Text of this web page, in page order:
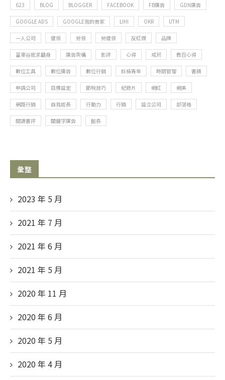
623 BLOG BLOGGER FACEBOOK FB廣告 GDN廣告
GOOGLE ADS GOOGLE我的商家 LIHI OKR UTM
一人公司 健保 勞保 勞健保 反紅媒 品牌
富豪谷底求翻身 廣告架構 影評 心得 戒菸 教召心得
數位工具 數位廣告 數位行銷 斜槓青年 時間管理 書摘
申請公司 目標設定 節稅技巧 紀錄片 網紅 網美
網路行銷 自我成長 行動力 行銷 設立公司 部落格
閱讀書評 關鍵字廣告 館長
彙整
2023 年 5 月
2021 年 7 月
2021 年 6 月
2021 年 5 月
2020 年 11 月
2020 年 6 月
2020 年 5 月
2020 年 4 月